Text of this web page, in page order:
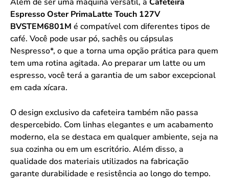
Espresso Oster PrimaLatte Touch 127V
BVSTEM6801M é compatível com diferentes tipos de
café. Você pode usar pó, sachês ou cápsulas
Nespresso*, o que a torna uma opção prática para quem
tem uma rotina agitada. Ao preparar um latte ou um
espresso, você terá a garantia de um sabor excepcional
em cada xícara.
O design exclusivo da cafeteira também não passa
despercebido. Com linhas elegantes e um acabamento
moderno, ela se destaca em qualquer ambiente, seja na
sua cozinha ou em um escritório. Além disso, a
qualidade dos materiais utilizados na fabricação
garante durabilidade e resistência ao longo do tempo.